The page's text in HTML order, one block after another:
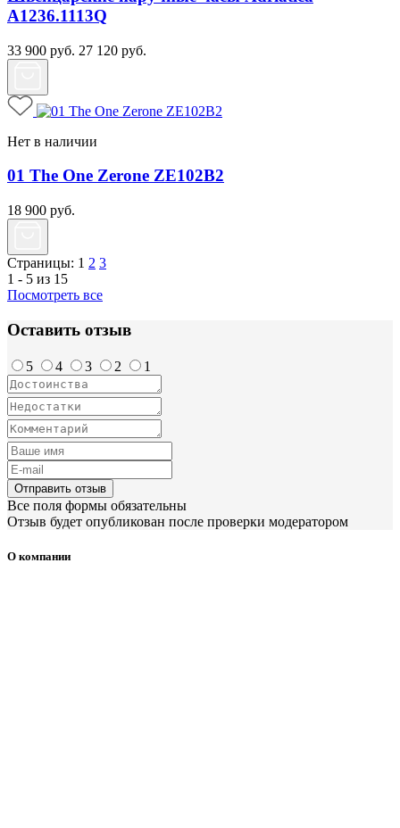
A1236.1113Q
33 900 руб. 27 120 руб.
Нет в наличии
01 The One Zerone ZE102B2
18 900 руб.
Страницы: 1 2 3
1 - 5 из 15
Посмотреть все
Оставить отзыв
5 4 3 2 1
Отправить отзыв
Все поля формы обязательны
Отзыв будет опубликован после проверки модератором
О компании